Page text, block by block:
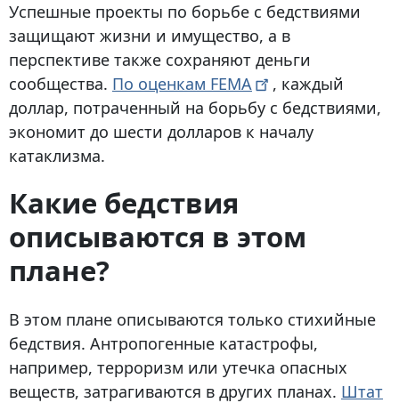
Успешные проекты по борьбе с бедствиями
защищают жизни и имущество, а в
перспективе также сохраняют деньги
сообщества. По оценкам FEMA
, каждый
доллар, потраченный на борьбу с бедствиями,
экономит до шести долларов к началу
катаклизма.
Какие бедствия
описываются в этом
плане?
В этом плане описываются только стихийные
бедствия. Антропогенные катастрофы,
например, терроризм или утечка опасных
веществ, затрагиваются в других планах. Штат